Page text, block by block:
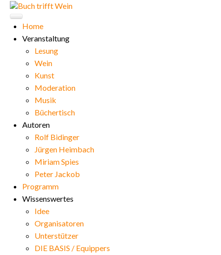
Home
Veranstaltung
Lesung
Wein
Kunst
Moderation
Musik
Büchertisch
Autoren
Rolf Bidinger
Jürgen Heimbach
Miriam Spies
Peter Jackob
Programm
Wissenswertes
Idee
Organisatoren
Unterstützer
DIE BASIS / Equippers